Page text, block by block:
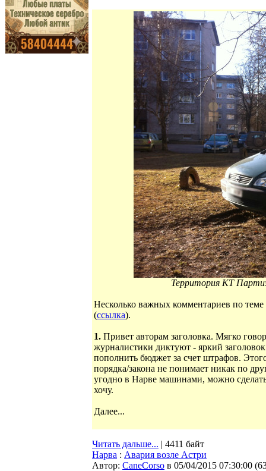
Территория КТ
Несколько важных комментариев по
(ссылка).
1. Привет авторам заголовка. Мягко
журналистики диктуют - яркий
пополнить бюджет за счет штрафов.
порядка/закона не понимает никак по
угодно в Нарве машинами, можно
хочу.
Далее...
Читать дальше... | 4411 байт
Нарва : Авария возле Астри
Автор: CaneCorso в 05/04/2015 07:30:00 (